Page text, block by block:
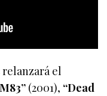
relanzará el
(2001), “Dead